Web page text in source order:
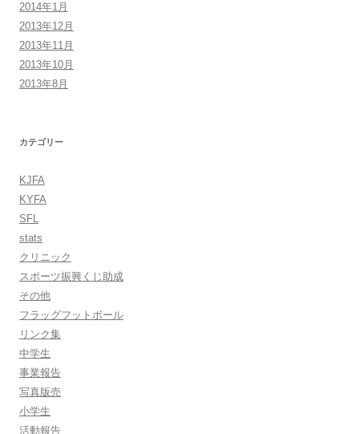
2014年1月
2013年12月
2013年11月
2013年10月
2013年8月
カテゴリー
KJFA
KYFA
SFL
stats
クリニック
スポーツ振興くじ助成
その他
フラッグフットボール
リンク集
中学生
事業報告
写真版売
小学生
活動報告